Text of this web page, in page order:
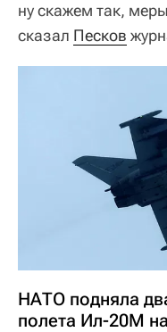
ну скажем так,
сказал Песков
НАТО подняла
полета Ил-20М